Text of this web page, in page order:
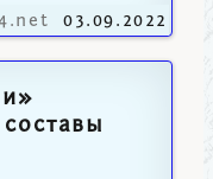
03.09.2022